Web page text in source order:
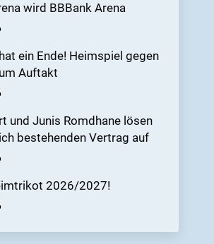
wird BBBank Arena
ein Ende! Heimspiel gegen
Auftakt
und Junis Romdhane lösen
bestehenden Vertrag auf
2026/2027!